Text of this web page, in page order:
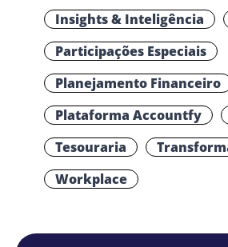
Insights & Inteligência
Participações Especiais
Planejamento Financeiro
Plataforma Accountfy
Tesouraria
Workplace